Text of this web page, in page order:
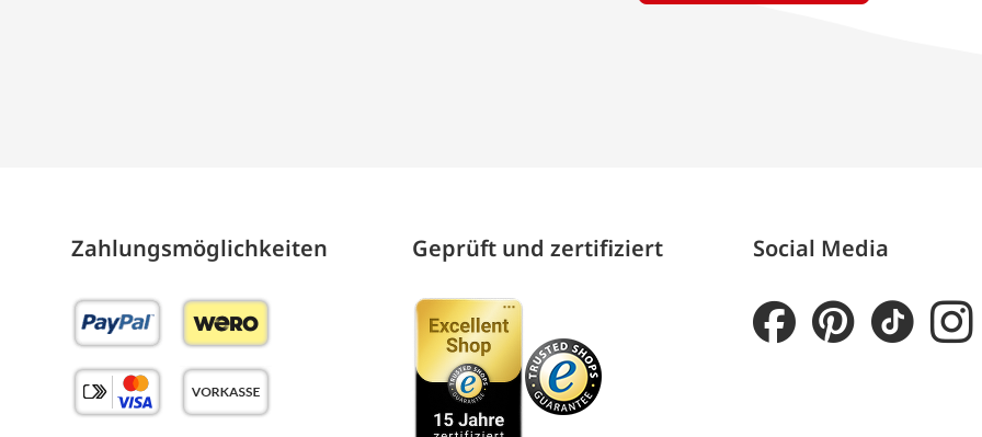
Zahlungs­möglich­keiten Geprüft und zertifiziert Social Media